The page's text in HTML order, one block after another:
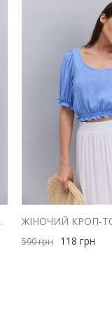
ГІРЧИЧНА
590грн 118 грн